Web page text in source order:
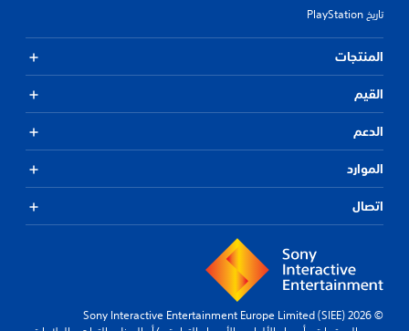
تاريخ PlayStation
المنتجات
القيم
الدعم
الموارد
اتصال
© 2026 Sony Interactive Entertainment Europe Limited (SIEE)